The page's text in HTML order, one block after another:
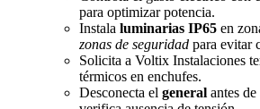
para optimizar potencia.
Instala luminarias IP65 en
zonas de seguridad para evitar
Solicita a Voltix Instalaciones
térmicos en enchufes.
Desconecta el general antes